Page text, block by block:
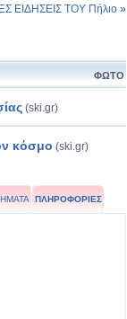
ΕΙΔΗΣΕΙΣ ΤΟΥ Πήλιο »
ΦΩΤΟ
(ski.gr)
κόσμο (ski.gr)
ΠΛΗΡΟΦΟΡΙΕΣ